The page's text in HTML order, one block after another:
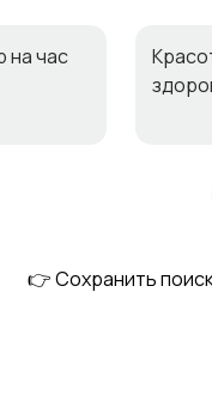
на час
👉 Сохранить